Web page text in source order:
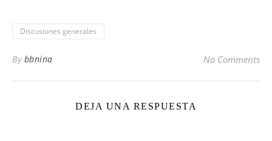
Discusiones generales
By bbnina No Comments
DEJA UNA RESPUESTA